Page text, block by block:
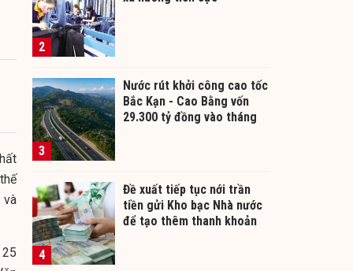
và
2
3
Nước rút khởi công cao tốc
Bắc Kạn - Cao Bằng vốn
29.300 tỷ đồng vào tháng
4
Đề xuất tiếp tục nới trần
tiền gửi Kho bạc Nhà nước
để tạo thêm thanh khoản